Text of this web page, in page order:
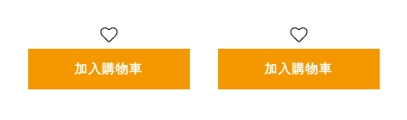
加入購物車 加入購物車